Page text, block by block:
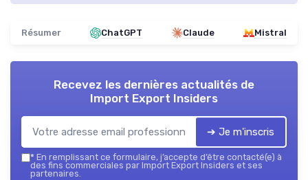
Résumer ChatGPT Claude Mistral
Recevez les dernières actualités de
Import Export Insiders
➔ Je m'inscris
* En remplissant ce formulaire, j’accepte d’être contacté(e) à
des fins commerciales par Import Export Insiders et ses
partenaires.